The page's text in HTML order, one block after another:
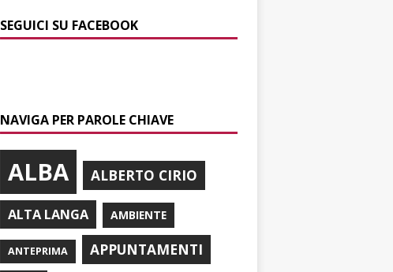
SEGUICI SU FACEBOOK
NAVIGA PER PAROLE CHIAVE
ALBA ALBERTO CIRIO
ALTA LANGA AMBIENTE
ANTEPRIMA
APPUNTAMENTI